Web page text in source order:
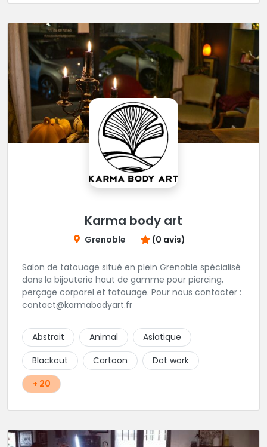
Karma body art
Grenoble (0 avis)
Salon de tatouage situé en plein Grenoble spécialisé
dans la bijouterie haut de gamme pour piercing,
perçage corporel et tatouage. Pour nous contacter :
contact@karmabodyart.fr
Abstrait Animal
Asiatique
Blackout
Cartoon
Dot work
+ 20